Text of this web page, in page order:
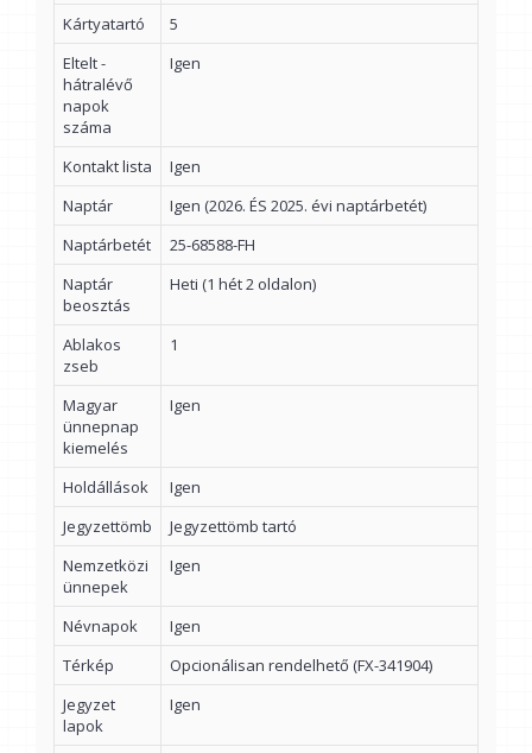
Kártyatartó
5
Eltelt -
hátralévő
napok
száma
Igen
Kontakt lista
Igen
Naptár
Igen (2026. ÉS 2025. évi naptárbetét)
Naptárbetét
25-68588-FH
Naptár
beosztás
Heti (1 hét 2 oldalon)
Ablakos
zseb
1
Magyar
ünnepnap
kiemelés
Igen
Holdállások
Igen
Jegyzettömb
Jegyzettömb tartó
Nemzetközi
ünnepek
Igen
Névnapok
Igen
Térkép
Opcionálisan rendelhető (FX-341904)
Jegyzet
lapok
Igen